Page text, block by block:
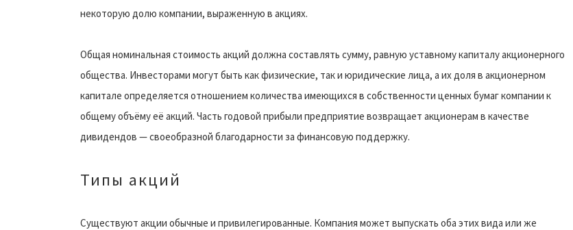
некоторую долю компании, выраженную в акциях.
Общая номинальная стоимость акций должна составлять сумму, равную уставному капиталу акционерного
общества. Инвесторами могут быть как физические, так и юридические лица, а их доля в акционерном
капитале определяется отношением количества имеющихся в собственности ценных бумаг компании к
общему объёму её акций. Часть годовой прибыли предприятие возвращает акционерам в качестве
дивидендов — своеобразной благодарности за финансовую поддержку.
Типы акций
Существуют акции обычные и привилегированные. Компания может выпускать оба этих вида или же